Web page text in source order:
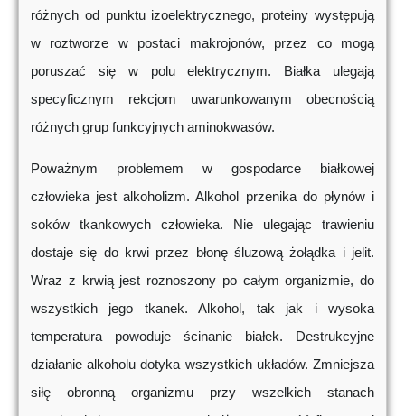
różnych od punktu izoelektrycznego, proteiny występują
w roztworze w postaci makrojonów, przez co mogą
poruszać się w polu elektrycznym. Białka ulegają
specyficznym rekcjom uwarunkowanym obecnością
różnych grup funkcyjnych aminokwasów.
Poważnym problemem w gospodarce białkowej
człowieka jest alkoholizm. Alkohol przenika do płynów i
soków tkankowych człowieka. Nie ulegając trawieniu
dostaje się do krwi przez błonę śluzową żołądka i jelit.
Wraz z krwią jest roznoszony po całym organizmie, do
wszystkich jego tkanek. Alkohol, tak jak i wysoka
temperatura powoduje ścinanie białek. Destrukcyjne
działanie alkoholu dotyka wszystkich układów. Zmniejsza
siłę obronną organizmu przy wszelkich stanach